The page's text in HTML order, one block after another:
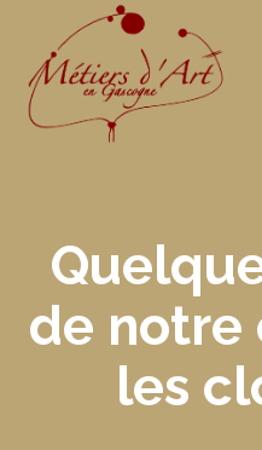
de notre
les